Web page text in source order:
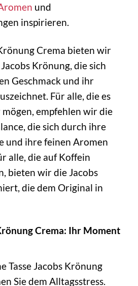
und
inspirieren.
Crema bieten wir
Krönung, die sich
Geschmack und ihr
Für alle, die es
empfehlen wir die
die sich durch ihre
und ihre feinen Aromen
alle, die auf Koffein
bieten wir die Jacobs
die dem Original in
Crema: Ihr Moment
Tasse Jacobs Krönung
Sie dem Alltagsstress.